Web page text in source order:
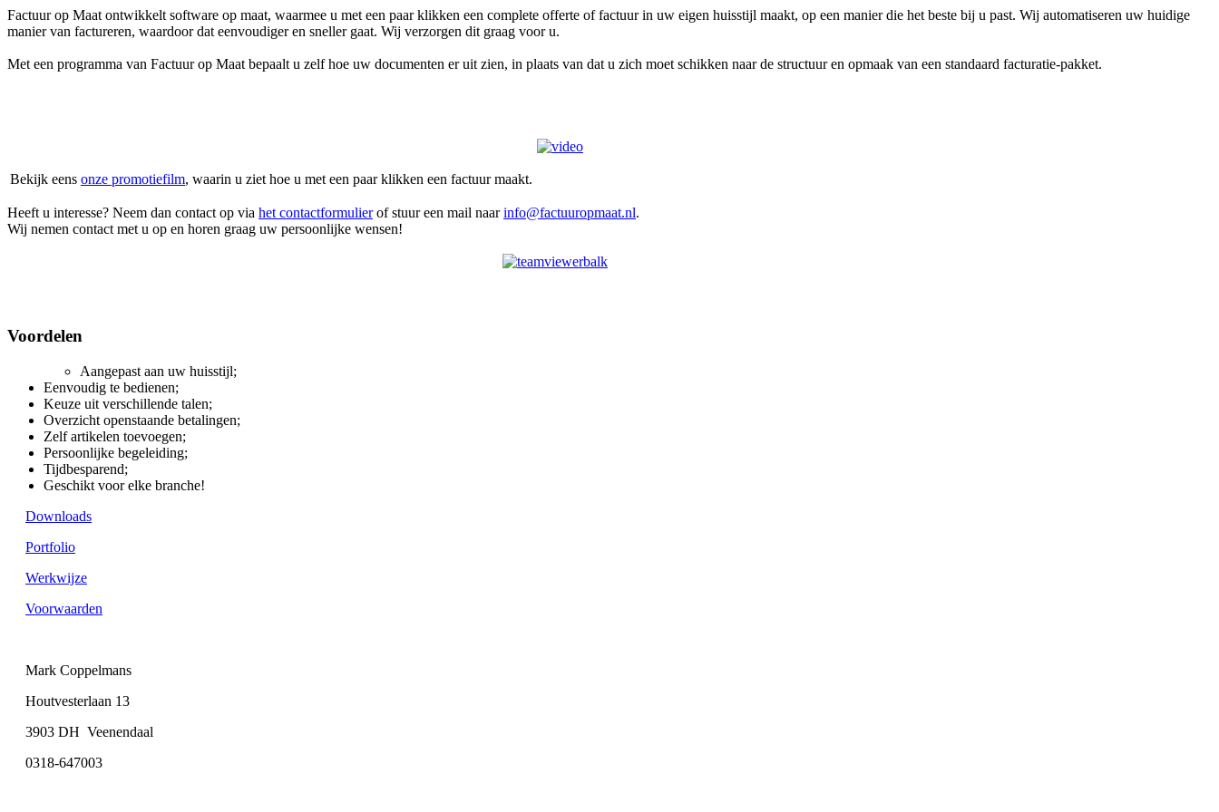
Factuur op Maat ontwikkelt software op maat, waarmee u met een paar klikken een complete offerte of factuur in uw eigen huisstijl maakt, op een manier die het beste bij u past. Wij automatiseren uw huidige
manier van factureren, waardoor dat eenvoudiger en sneller gaat. Wij verzorgen dit graag voor u.
Met een programma van Factuur op Maat bepaalt u zelf hoe uw documenten er uit zien, in plaats van dat u zich moet schikken naar de structuur en opmaak van een standaard facturatie-pakket.
Bekijk eens onze promotiefilm, waarin u ziet hoe u met een paar klikken een factuur maakt.
Heeft u interesse? Neem dan contact op via het contactformulierof stuur een mail naarinfo@factuuropmaat.nl.
Wij nemen contact met u op en horen graag uw persoonlijke wensen!
Voordelen
Aangepast aan uw huisstijl;
Eenvoudig te bedienen;
Keuze uit verschillende talen;
Overzicht openstaande betalingen;
Zelf artikelen toevoegen;
Persoonlijke begeleiding;
Tijdbesparend;
Geschikt voor elke branche!
Downloads
Portfolio
Werkwijze
Voorwaarden
Mark Coppelmans
Houtvesterlaan 13
3903 DH Veenendaal
0318-647003